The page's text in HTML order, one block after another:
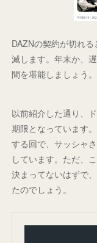
DAZNの契約が切れ
滅します。年末か、
間を堪能しましょう。
以前紹介した通り、
期限となっています
する回で、サッシャ
しています。ただ、
決まってないはずで
たのでしょう。